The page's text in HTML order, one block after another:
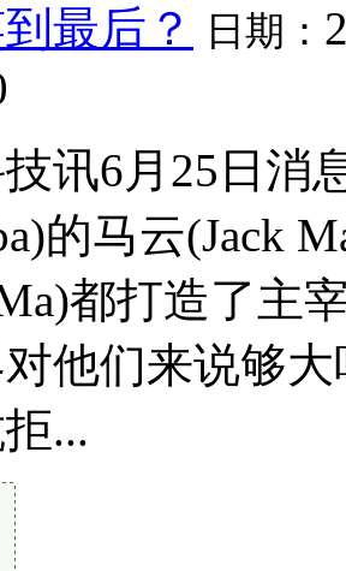
最后？
日期：
讯6月25日消
的马云(Jack
都打造了主
他们来说够
...